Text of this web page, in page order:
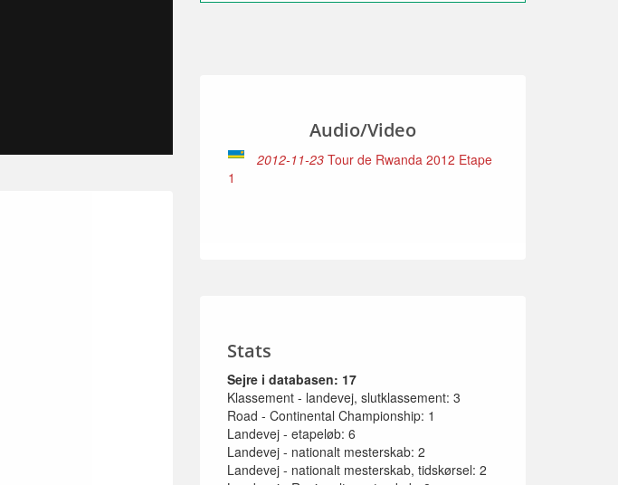
Audio/Video
2012-11-23 Tour de Rwanda 2012 Etape
1
Stats
Sejre i databasen: 17
Klassement - landevej, slutklassement: 3
Road - Continental Championship: 1
Landevej - etapeløb: 6
Landevej - nationalt mesterskab: 2
Landevej - nationalt mesterskab, tidskørsel: 2